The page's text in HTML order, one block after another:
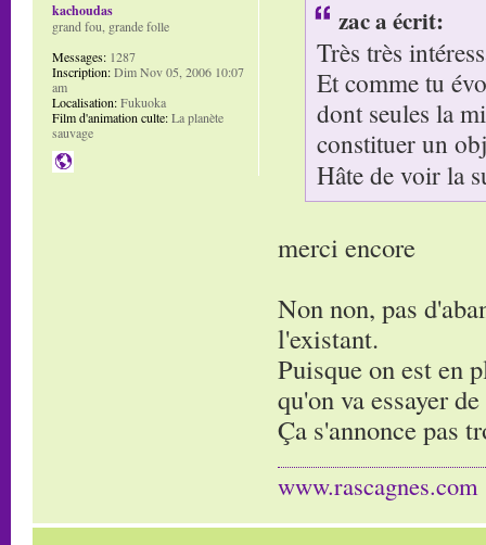
zac a écrit:
Très très
Et comme tu
dont seules la
constituer un
Hâte de voir la
merci encore
Non non, pas
l'existant.
Puisque on est en
qu'on va essayer
Ça s'annonce pas
www.rascagnes.com
kachoudas
grand fou, grande folle
Messages: 1287
Inscription:Dim Nov 05, 2006 10:07
am
Localisation:Fukuoka
Film d'animation culte:La planète
sauvage